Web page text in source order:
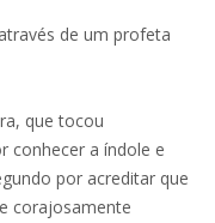
de um profeta
que tocou
conhecer a índole e
por acreditar que
corajosamente